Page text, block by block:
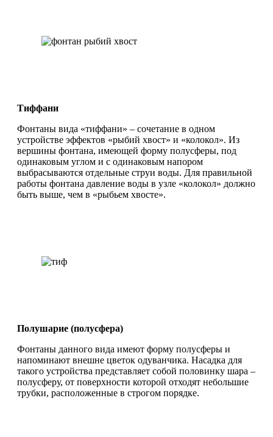
Тиффани
Фонтаны вида «тиффани» – сочетание в одном
устройстве эффектов «рыбий хвост» и «колокол». Из
вершины фонтана, имеющей форму полусферы, под
одинаковым углом и с одинаковым напором
выбрасываются отдельные струи воды. Для правильной
работы фонтана давление воды в узле «колокол» должно
быть выше, чем в «рыбьем хвосте».
Полушарие (полусфера)
Фонтаны данного вида имеют форму полусферы и
напоминают внешне цветок одуванчика. Насадка для
такого устройства представляет собой половинку шара –
полусферу, от поверхности которой отходят небольшие
трубки, расположенные в строгом порядке.